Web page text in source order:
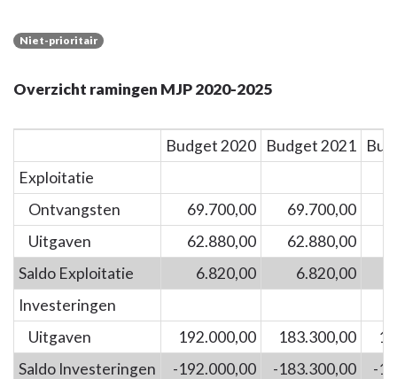
Niet-prioritair
Overzicht ramingen MJP 2020-2025
Budget 2020 Budget 2021
Exploitatie
Ontvangsten
69.700,00 69.700,00
Uitgaven
62.880,00 62.880,00
Saldo Exploitatie
6.820,00 6.820,00
Investeringen
Uitgaven
192.000,00 183.300,00
Saldo Investeringen
-192.000,00 -183.300,00 -